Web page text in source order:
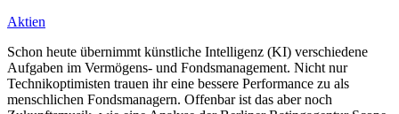
Aktien
Schon heute übernimmt künstliche Intelligenz (KI) verschiedene
Aufgaben im Vermögens- und Fondsmanagement. Nicht nur
Technikoptimisten trauen ihr eine bessere Performance zu als
menschlichen Fondsmanagern. Offenbar ist das aber noch